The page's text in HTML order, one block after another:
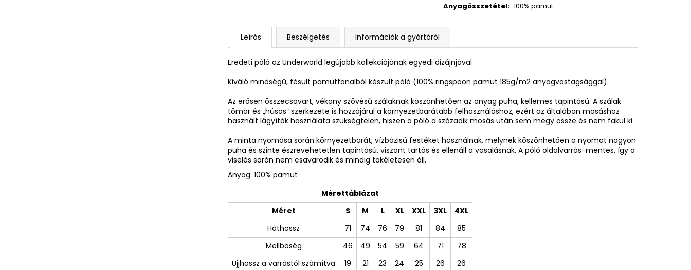
Anyagösszetétel: 100% pamut
Leírás Beszélgetés Információk a gyártóról
Eredeti póló az Underworld legújabb kollekciójának egyedi dizájnjával
Kiváló minőségű, fésült pamutfonalból készült póló (100% ringspoon pamut 185g/m2 anyagvastagsággal).
Az erősen összecsavart, vékony szövésű szálaknak köszönhetően az anyag puha, kellemes tapintású. A szálak
tömör és „húsos” szerkezete is hozzájárul a környezetbarátabb felhasználáshoz, ezért az általában mosáshoz
használt lágyítók használata szükségtelen, hiszen a póló a századik mosás után sem megy össze és nem fakul ki.
A minta nyomása során környezetbarát, vízbázisú festéket használnak, melynek köszönhetően a nyomat nagyon
puha és szinte észrevehetetlen tapintású, viszont tartós és ellenáll a vasalásnak. A póló oldalvarrás-mentes, így a
viselés során nem csavarodik és mindig tökéletesen áll.
Anyag: 100% pamut
Mérettáblázat
Méret
S M L XL XXL 3XL
4XL
Háthossz
71 74 76 79 81 84
85
Mellbőség
46 49 54 59 64 71
78
Ujjhossz a varrástól számítva
19 21 23 24 25 26 26